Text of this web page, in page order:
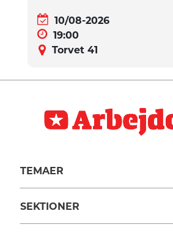
10/08-2026
19:00
Torvet 41
TEMAER
SEKTIONER